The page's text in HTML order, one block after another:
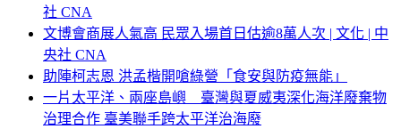
社 CNA
文博會商展人氣高 民眾入場首日估逾8萬人次 | 文化 | 中
央社 CNA
助陣柯志恩 洪孟楷開嗆綠營「食安與防疫無能」
一片太平洋、兩座島嶼 臺灣與夏威夷深化海洋廢棄物
治理合作 臺美聯手跨太平洋治海廢